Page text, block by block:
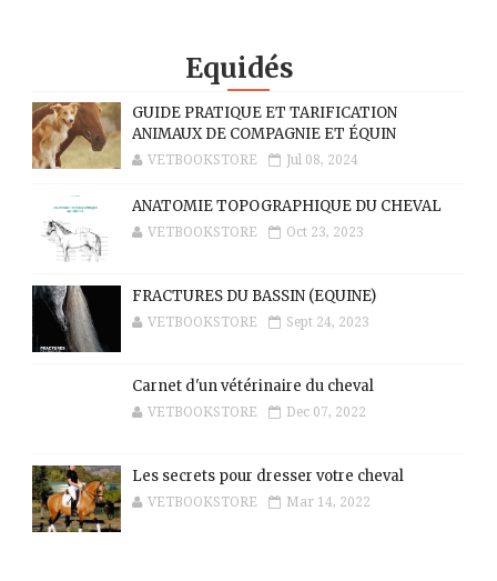
Equidés
GUIDE PRATIQUE ET TARIFICATION
ANIMAUX DE COMPAGNIE ET ÉQUIN
VETBOOKSTORE Jul 08, 2024
ANATOMIE TOPOGRAPHIQUE DU CHEVAL
VETBOOKSTORE Oct 23, 2023
FRACTURES DU BASSIN (EQUINE)
VETBOOKSTORE Sept 24, 2023
Carnet d'un vétérinaire du cheval
VETBOOKSTORE Dec 07, 2022
Les secrets pour dresser votre cheval
VETBOOKSTORE Mar 14, 2022